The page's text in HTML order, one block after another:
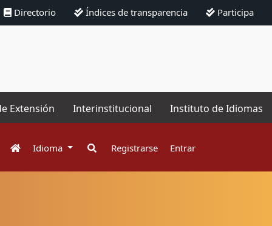
Directorio Índices de transparencia Participa
Extensión Interinstitucional Instituto de Idiomas
Idioma Registrarse Entrar